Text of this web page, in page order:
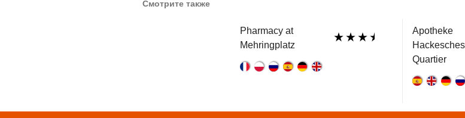
Смотрите также
Pharmacy at
Mehringplatz
Apotheke
Hackesches
Quartier